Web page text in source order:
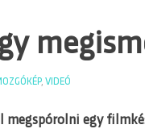
, VIDEÓ
megspórolni egy